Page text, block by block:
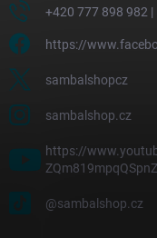
+420 777 898 982
https://
sambalshopcz
sambalshop.cz
https://
@sambalshop.cz